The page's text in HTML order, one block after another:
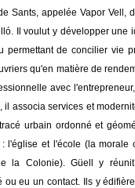
Sants, appelée Vapor Vell,
Il voulut y développer une
de concilier vie
qu'en matière de
avec
associa services et
urbain ordonné et
l'église et l'école (la morale
la Colonie). Güell y
eu un contact. Ils y